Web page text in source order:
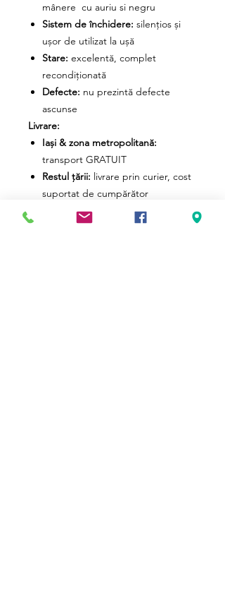
mânere cu auriu si negru
Sistem de închidere: silențios și
ușor de utilizat la ușă
Stare: excelentă, complet
recondiționată
Defecte: nu prezintă defecte
ascunse
Livrare:
Iași & zona metropolitană:
transport GRATUIT
Restul țării: livrare prin curier, cost
suportat de cumpărător
Rezervarea se face pe baza unui